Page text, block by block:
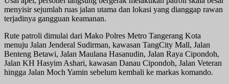
menyisir sejumlah ruas jalan utama dan lokasi yang dianggap rawan
terjadinya gangguan keamanan.
Rute patroli dimulai dari Mako Polres Metro Tangerang Kota
menuju Jalan Jenderal Sudirman, kawasan TangCity Mall, Jalan
Benteng Betawi, Jalan Maulana Hasanudin, Jalan Raya Cipondoh,
Jalan KH Hasyim Ashari, kawasan Danau Cipondoh, Jalan Veteran
hingga Jalan Moch Yamin sebelum kembali ke markas komando.